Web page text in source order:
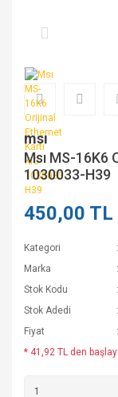
msı
Msı MS-16K6
1030033-H39
450,00 TL
Kategori
Marka
Stok Kodu
Stok Adedi
Fiyat
* 41,92 TL den